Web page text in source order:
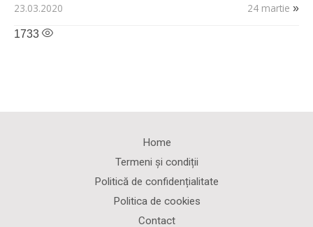
23.03.2020
24 martie »
1733
Home
Termeni și condiții
Politică de confidențialitate
Politica de cookies
Contact